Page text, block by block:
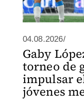
04.08.2026/
Gaby
torneo de
impulsar
jóvenes